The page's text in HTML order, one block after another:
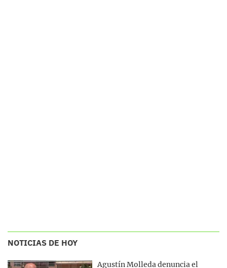
NOTICIAS DE HOY
Agustín Molleda denuncia el